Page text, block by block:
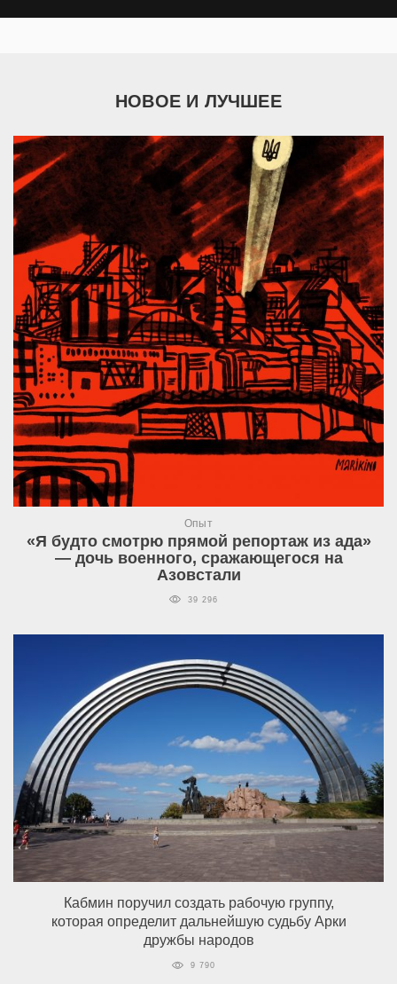
НОВОЕ И ЛУЧШЕЕ
Опыт
«Я будто смотрю прямой репортаж из ада»
— дочь военного, сражающегося на
Азовстали
39 296
Кабмин поручил создать рабочую группу,
которая определит дальнейшую судьбу Арки
дружбы народов
9 790